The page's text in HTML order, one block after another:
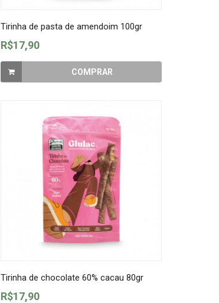
Tirinha de pasta de amendoim 100gr
R$17,90
COMPRAR
Tirinha de chocolate 60% cacau 80gr
R$17,90